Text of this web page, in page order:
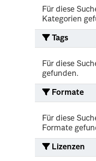
Für diese
Kategorien
Tags
Für diese
gefunden.
Formate
Für diese
Formate
Lizenzen